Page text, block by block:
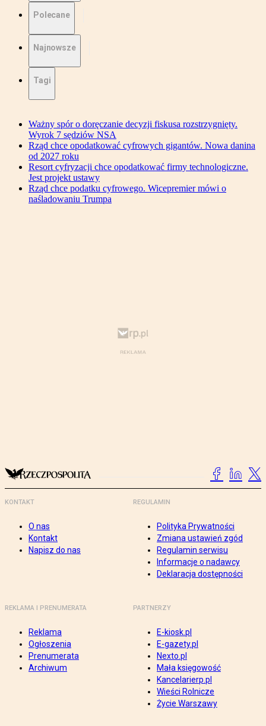
Polecane
Najnowsze
Tagi
Ważny spór o doręczanie decyzji fiskusa rozstrzygnięty.
Wyrok 7 sędziów NSA
Rząd chce opodatkować cyfrowych gigantów. Nowa danina
od 2027 roku
Resort cyfryzacji chce opodatkować firmy technologiczne.
Jest projekt ustawy
Rząd chce podatku cyfrowego. Wicepremier mówi o
naśladowaniu Trumpa
KONTAKT
O nas
Kontakt
Napisz do nas
REGULAMIN
Polityka Prywatności
Zmiana ustawień zgód
Regulamin serwisu
Informacje o nadawcy
Deklaracja dostępności
REKLAMA I PRENUMERATA
Reklama
Ogłoszenia
Prenumerata
Archiwum
PARTNERZY
E-kiosk.pl
E-gazety.pl
Nexto.pl
Mała księgowość
Kancelarierp.pl
Wieści Rolnicze
Życie Warszawy